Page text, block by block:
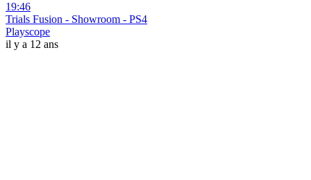
19:46
Trials Fusion - Showroom - PS4
Playscope
il y a 12 ans